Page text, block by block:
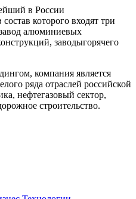
в России
которого входят три
алюминиевых
заводыгорячего
компания является
ряда отраслей российской
нефтегазовый сектор,
строительство.